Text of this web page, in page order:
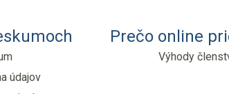
údajov
Prečo online
Výhody